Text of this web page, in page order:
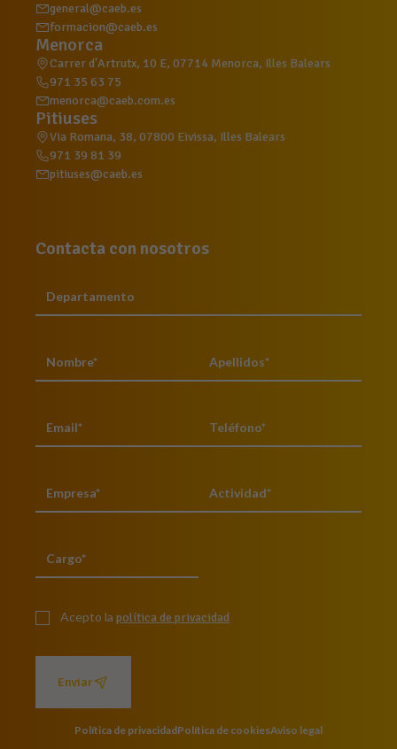
general@caeb.es
formacion@caeb.es
Menorca
Carrer d'Artrutx, 10 E, 07714 Menorca, Illes Balears
971 35 63 75
menorca@caeb.com.es
Pitiuses
Via Romana, 38, 07800 Eivissa, Illes Balears
971 39 81 39
pitiuses@caeb.es
Contacta con nosotros
Acepto la política de privacidad
Enviar
Política de privacidadPolítica de cookiesAviso legal